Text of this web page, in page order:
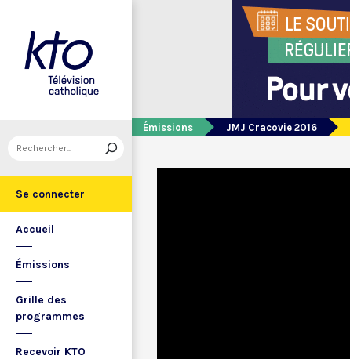
Se connecter
Accueil
Émissions
Grille des
programmes
Recevoir KTO
Émissions JMJ Cracovie 2016